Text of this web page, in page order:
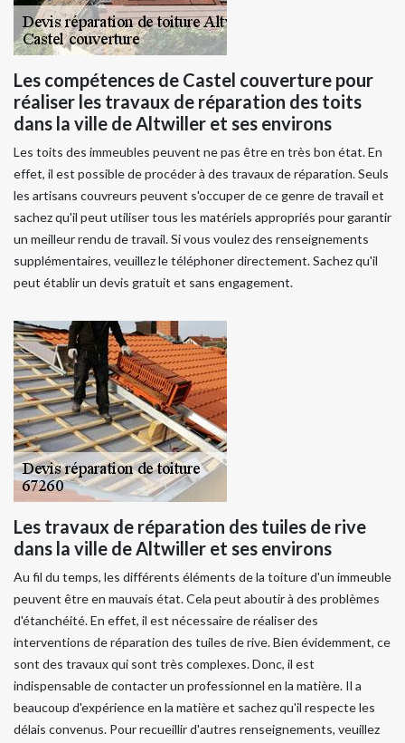
Les compétences de Castel couverture pour
réaliser les travaux de réparation des toits
dans la ville de Altwiller et ses environs
Les toits des immeubles peuvent ne pas être en très bon état. En
effet, il est possible de procéder à des travaux de réparation. Seuls
les artisans couvreurs peuvent s'occuper de ce genre de travail et
sachez qu'il peut utiliser tous les matériels appropriés pour garantir
un meilleur rendu de travail. Si vous voulez des renseignements
supplémentaires, veuillez le téléphoner directement. Sachez qu'il
peut établir un devis gratuit et sans engagement.
Les travaux de réparation des tuiles de rive
dans la ville de Altwiller et ses environs
Au fil du temps, les différents éléments de la toiture d'un immeuble
peuvent être en mauvais état. Cela peut aboutir à des problèmes
d'étanchéité. En effet, il est nécessaire de réaliser des
interventions de réparation des tuiles de rive. Bien évidemment, ce
sont des travaux qui sont très complexes. Donc, il est
indispensable de contacter un professionnel en la matière. Il a
beaucoup d'expérience en la matière et sachez qu'il respecte les
délais convenus. Pour recueillir d'autres renseignements, veuillez